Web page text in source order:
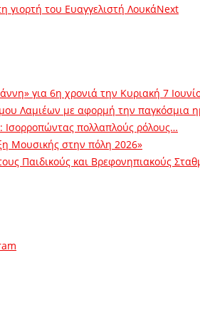
γιορτή του Ευαγγελιστή ΛουκάNext
για 6η χρονιά την Κυριακή 7
Λαμιέων με αφορμή την παγκόσμια
πολλαπλούς ρόλους…
Μουσικής στην πόλη 2026»
Παιδικούς και Βρεφονηπιακούς